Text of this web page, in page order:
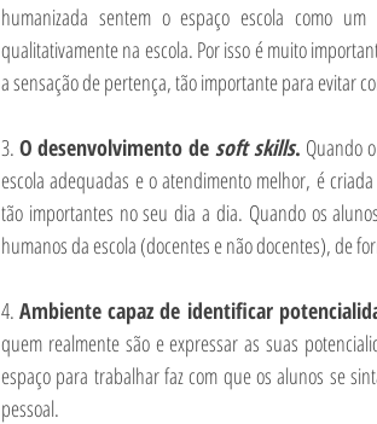
humanizada sentem o espaço escola como
qualitativamente na escola. Por isso é muito
a sensação de pertença, tão importante para evitar
3. O desenvolvimento de soft skills. Quando
escola adequadas e o atendimento melhor, é
tão importantes no seu dia a dia. Quando os
humanos da escola (docentes e não docentes), de
4. Ambiente capaz de identificar
quem realmente são e expressar as suas
espaço para trabalhar faz com que os alunos se
pessoal.